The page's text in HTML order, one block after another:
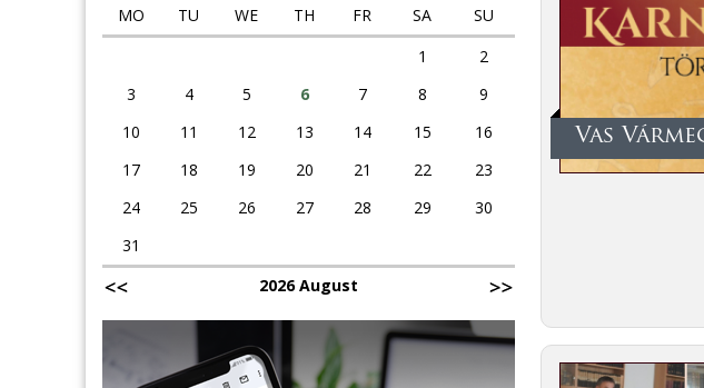
Vas
MO
TU WE TH FR SA
SU
1
2
3
4 5 6 7 8
9
10
11 12 13 14 15
16
17
18 19 20 21 22
23
24
25 26 27 28 29
30
31
2026 August